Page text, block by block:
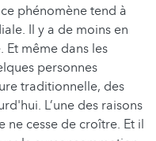
phénomène tend à
Il y a de moins en
Et même dans les
personnes
traditionnelle, des
L’une des raisons
ne cesse de croître. Et il